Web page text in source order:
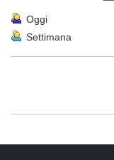
Oggi
Settimana